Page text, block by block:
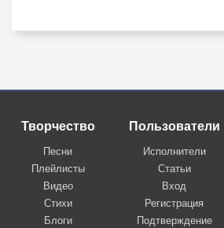
Творчество
Песни
Плейлисты
Видео
Стихи
Блоги
Пользователи
Исполнители
Статьи
Вход
Регистрация
Подтверждение